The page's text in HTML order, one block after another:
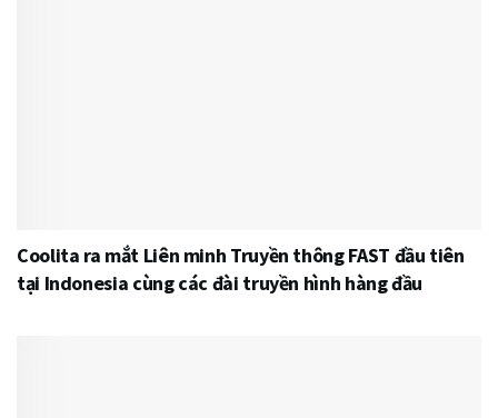
Coolita ra mắt Liên minh Truyền thông FAST đầu tiên
tại Indonesia cùng các đài truyền hình hàng đầu